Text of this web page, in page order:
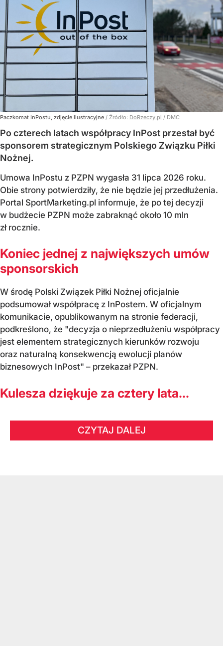
Paczkomat InPostu, zdjęcie ilustracyjne / Źródło: DoRzeczy.pl / DMC
Po czterech latach współpracy InPost przestał być
sponsorem strategicznym Polskiego Związku Piłki
Nożnej.
Umowa InPostu z PZPN wygasła 31 lipca 2026 roku.
Obie strony potwierdziły, że nie będzie jej przedłużenia.
Portal SportMarketing.pl informuje, że po tej decyzji
w budżecie PZPN może zabraknąć około 10 mln
zł rocznie.
Koniec jednej z największych umów
sponsorskich
W środę Polski Związek Piłki Nożnej oficjalnie
podsumował współpracę z InPostem. W oficjalnym
komunikacie, opublikowanym na stronie federacji,
podkreślono, że "decyzja o nieprzedłużeniu współpracy
jest elementem strategicznych kierunków rozwoju
oraz naturalną konsekwencją ewolucji planów
biznesowych InPost" – przekazał PZPN.
Kulesza dziękuje za cztery lata...
CZYTAJ DALEJ